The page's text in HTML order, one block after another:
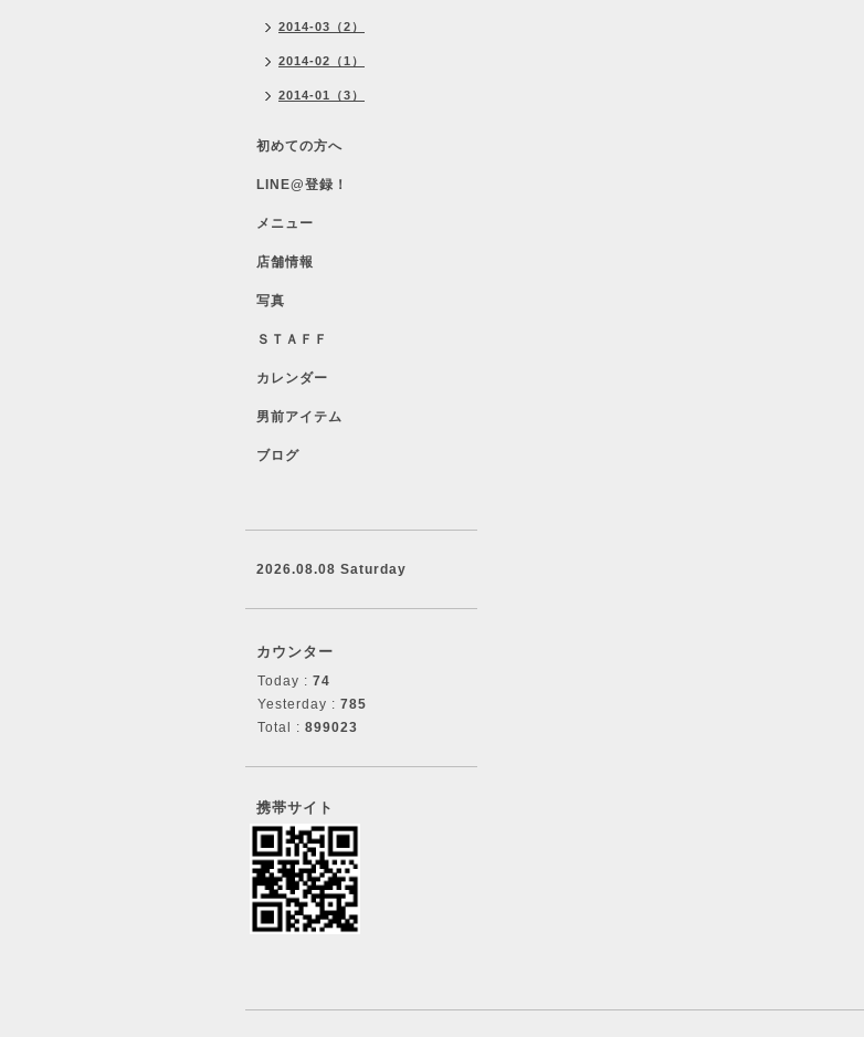
2014-03（2）
2014-02（1）
2014-01（3）
初めての方へ
LINE@登録！
メニュー
店舗情報
写真
ＳＴＡＦＦ
カレンダー
男前アイテム
ブログ
2026.08.08 Saturday
カウンター
Today : 74
Yesterday : 785
Total : 899023
携帯サイト